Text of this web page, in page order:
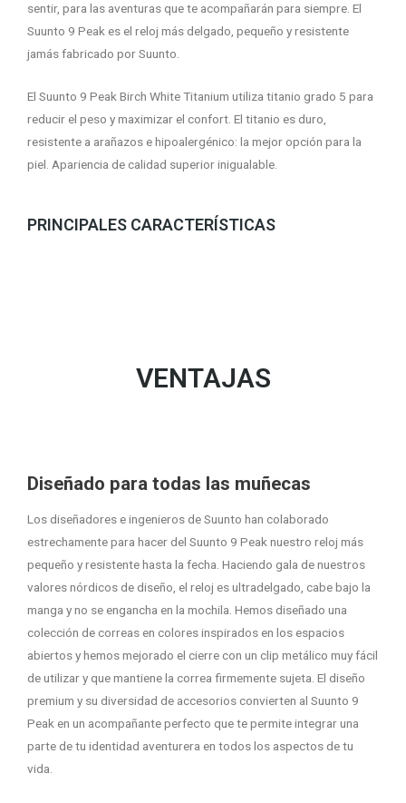
sentir, para las aventuras que te acompañarán para siempre. El
Suunto 9 Peak es el reloj más delgado, pequeño y resistente
jamás fabricado por Suunto.
El Suunto 9 Peak Birch White Titanium utiliza titanio grado 5 para
reducir el peso y maximizar el confort. El titanio es duro,
resistente a arañazos e hipoalergénico: la mejor opción para la
piel. Apariencia de calidad superior inigualable.
PRINCIPALES CARACTERÍSTICAS
VENTAJAS
Diseñado para todas las muñecas
Los diseñadores e ingenieros de Suunto han colaborado
estrechamente para hacer del Suunto 9 Peak nuestro reloj más
pequeño y resistente hasta la fecha. Haciendo gala de nuestros
valores nórdicos de diseño, el reloj es ultradelgado, cabe bajo la
manga y no se engancha en la mochila. Hemos diseñado una
colección de correas en colores inspirados en los espacios
abiertos y hemos mejorado el cierre con un clip metálico muy fácil
de utilizar y que mantiene la correa firmemente sujeta. El diseño
premium y su diversidad de accesorios convierten al Suunto 9
Peak en un acompañante perfecto que te permite integrar una
parte de tu identidad aventurera en todos los aspectos de tu
vida.